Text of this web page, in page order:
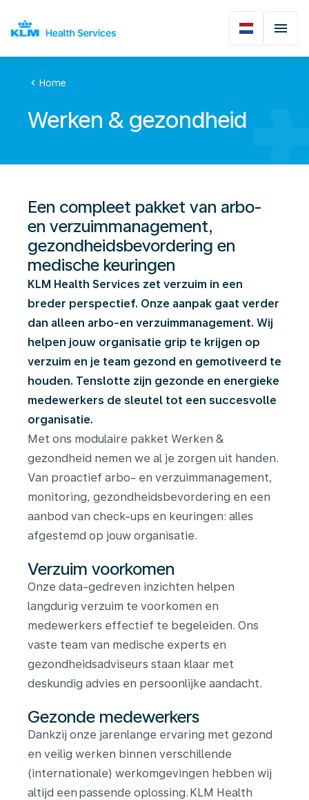
chevron_left Home
Werken & gezondheid
Een compleet pakket van arbo-
en verzuimmanagement,
gezondheidsbevordering en
medische keuringen
KLM Health Services zet verzuim in een
breder perspectief. Onze aanpak gaat verder
dan alleen arbo-en verzuimmanagement. Wij
helpen jouw organisatie grip te krijgen op
verzuim en je team gezond en gemotiveerd te
houden. Tenslotte zijn gezonde en energieke
medewerkers de sleutel tot een succesvolle
organisatie.
Met ons modulaire pakket Werken &
gezondheid nemen we al je zorgen uit handen.
Van proactief arbo- en verzuimmanagement,
monitoring, gezondheidsbevordering en een
aanbod van check-ups en keuringen: alles
afgestemd op jouw organisatie.
Verzuim voorkomen
Onze data-gedreven inzichten helpen
langdurig verzuim te voorkomen en
medewerkers effectief te begeleiden. Ons
vaste team van medische experts en
gezondheidsadviseurs staan klaar met
deskundig advies en persoonlijke aandacht.
Gezonde medewerkers
Dankzij onze jarenlange ervaring met gezond
en veilig werken binnen verschillende
(internationale) werkomgevingen hebben wij
altijd een passende oplossing. KLM Health